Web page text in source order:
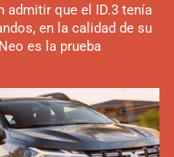
admitir que el ID.3 tenía
en la calidad de su
es la prueba